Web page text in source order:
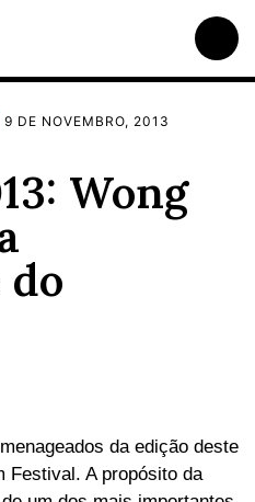
9 DE NOVEMBRO, 2013
Wong
da edição deste
Festival. A propósito da